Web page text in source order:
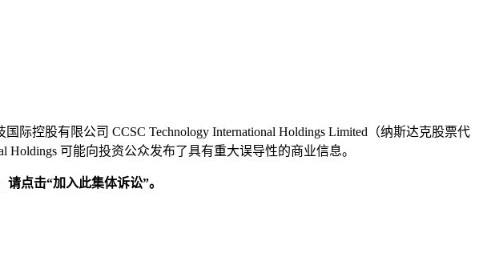
控股有限公司 CCSC Technology International Holdings Limited（纳斯达克股票代
Holdings 可能向投资公众发布了具有重大误导性的商业信息。
点击“加入此集体诉讼”。